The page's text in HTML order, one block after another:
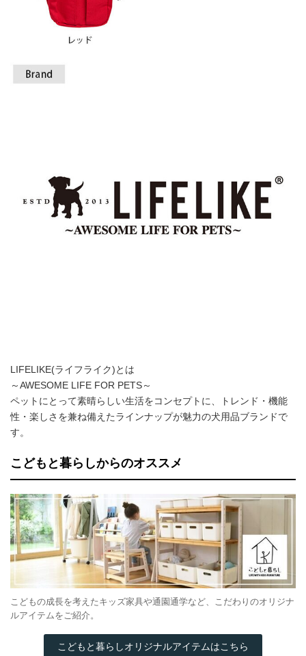
LIFELIKE(ライフライク)とは
～AWESOME LIFE FOR PETS～
ペットにとって素晴らしい生活をコンセプトに、トレンド・機能
性・楽しさを兼ね備えたラインナップが魅力の犬用品ブランドで
す。
こどもと暮らしからのオススメ
こどもの成長を考えたキッズ家具や通園通学など、こだわりのオリジナ
ルアイテムをご紹介。
こどもと暮らしオリジナルアイテムはこちら